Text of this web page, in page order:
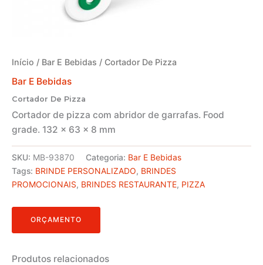
Início / Bar E Bebidas / Cortador De Pizza
Bar E Bebidas
Cortador De Pizza
Cortador de pizza com abridor de garrafas. Food
grade. 132 x 63 x 8 mm
SKU: MB-93870 Categoria: Bar E Bebidas
Tags: BRINDE PERSONALIZADO, BRINDES
PROMOCIONAIS, BRINDES RESTAURANTE, PIZZA
ORÇAMENTO
Produtos relacionados